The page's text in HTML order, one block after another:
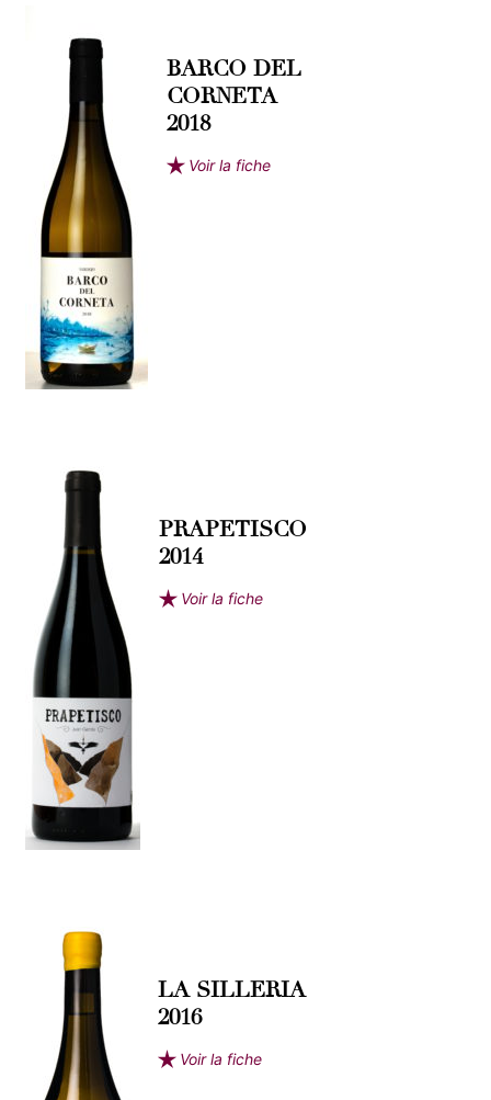
BARCO DEL
CORNETA
2018
Voir la fiche
PRAPETISCO
2014
Voir la fiche
LA SILLERIA
2016
Voir la fiche